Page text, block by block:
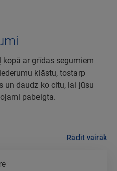
ar grīdas segumiem
klāstu, tostarp
un daudz ko citu, lai jūsu
pabeigta.
Rādīt vairāk